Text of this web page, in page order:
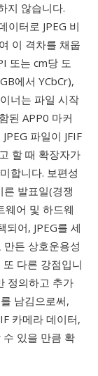
지 않습니다.
이터로 JPEG 비
이 격차를 채웁
또는 cm당 도
에서 YCbCr),
너는 파일 시작
된 APP0 마커
파일이 JFIF
할 때 확장자가
합니다. 보편성
발표일(경쟁
웨어 및 하드웨
되어, JPEG를 세
든 상호운용성
다른 강점입니
정의하고 추가
남김으로써,
카메라 데이터,
있을 만큼 확